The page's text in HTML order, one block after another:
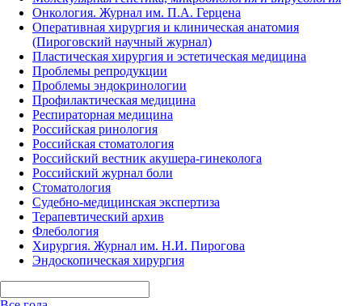
Онкология. Журнал им. П.А. Герцена
Оперативная хирургия и клиническая анатомия
(Пироговский научный журнал)
Пластическая хирургия и эстетическая медицина
Проблемы репродукции
Проблемы эндокринологии
Профилактическая медицина
Респираторная медицина
Российская ринология
Российская стоматология
Российский вестник акушера-гинеколога
Российский журнал боли
Стоматология
Судебно-медицинская экспертиза
Терапевтический архив
Флебология
Хирургия. Журнал им. Н.И. Пирогова
Эндоскопическая хирургия